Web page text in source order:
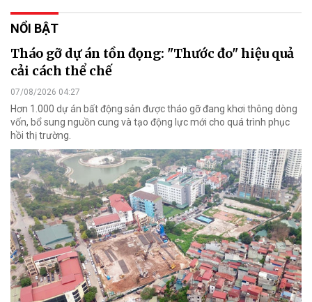
NỔI BẬT
Tháo gỡ dự án tồn đọng: "Thước đo" hiệu quả
cải cách thể chế
07/08/2026 04:27
Hơn 1.000 dự án bất động sản được tháo gỡ đang khơi thông dòng
vốn, bổ sung nguồn cung và tạo động lực mới cho quá trình phục
hồi thị trường.